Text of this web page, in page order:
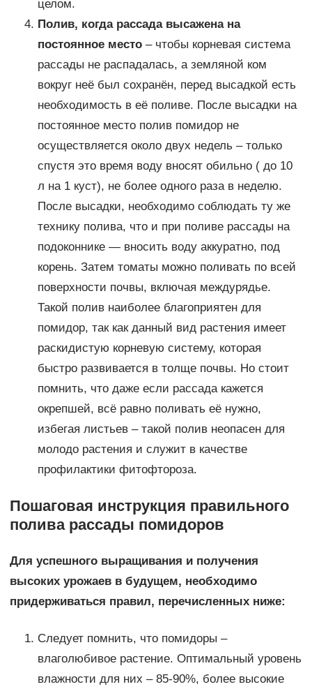
целом.
Полив, когда рассада высажена на
постоянное место– чтобы корневая система
рассады не распадалась, а земляной ком
вокруг неё был сохранён, перед высадкой есть
необходимость в её поливе. После высадки на
постоянное место полив помидор не
осуществляется около двух недель – только
спустя это время воду вносят обильно ( до 10
л на 1 куст), не более одного раза в неделю.
После высадки, необходимо соблюдать ту же
технику полива, что и при поливе рассады на
подоконнике — вносить воду аккуратно, под
корень. Затем томаты можно поливать по всей
поверхности почвы, включая междурядье.
Такой полив наиболее благоприятен для
помидор, так как данный вид растения имеет
раскидистую корневую систему, которая
быстро развивается в толще почвы. Но стоит
помнить, что даже если рассада кажется
окрепшей, всё равно поливать её нужно,
избегая листьев – такой полив неопасен для
молодо растения и служит в качестве
профилактики фитофтороза.
Пошаговая инструкция правильного
полива рассады помидоров
Для успешного выращивания и получения
высоких урожаев в будущем, необходимо
придерживаться правил, перечисленных ниже:
Следует помнить, что помидоры –
влаголюбивое растение. Оптимальный уровень
влажности для них – 85-90%, более высокие